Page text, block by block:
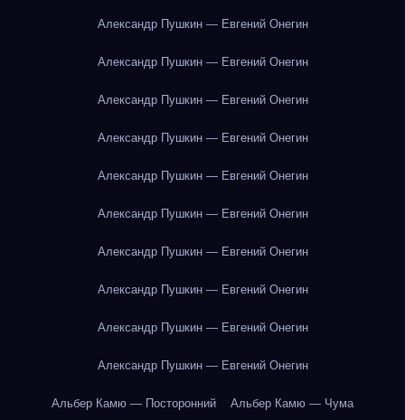
Александр Пушкин — Евгений Онегин
Александр Пушкин — Евгений Онегин
Александр Пушкин — Евгений Онегин
Александр Пушкин — Евгений Онегин
Александр Пушкин — Евгений Онегин
Александр Пушкин — Евгений Онегин
Александр Пушкин — Евгений Онегин
Александр Пушкин — Евгений Онегин
Александр Пушкин — Евгений Онегин
Александр Пушкин — Евгений Онегин
Альбер Камю — Посторонний Альбер Камю — Чума